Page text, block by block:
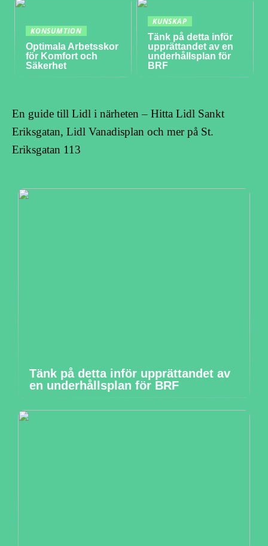
KONSUMTION
Optimala Arbetsskor
för Komfort och
Säkerhet
KUNSKAP
Tänk på detta inför
upprättandet av en
underhållsplan för
BRF
En guide till Lidl i närheten – Hitta Lidl Sankt
Eriksgatan, Lidl Vanadisplan och mer på St.
Eriksgatan 113
Tänk på detta inför upprättandet av
en underhållsplan för BRF